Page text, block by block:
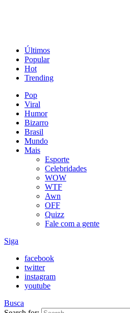
Últimos
Popular
Hot
Trending
Pop
Viral
Humor
Bizarro
Brasil
Mundo
Mais
Esporte
Celebridades
WOW
WTF
Awn
OFF
Quizz
Fale com a gente
Siga
facebook
twitter
instagram
youtube
Busca